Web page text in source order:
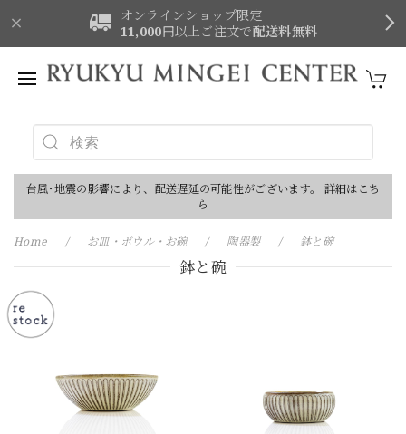
オンラインショップ限定
11,000円以上ご注文で配送料無料
台風･地震の影響により、配送遅延の可能性がございます。 詳細はこち
ら
Home お皿・ボウル・お碗 陶器製 鉢と碗
鉢と碗